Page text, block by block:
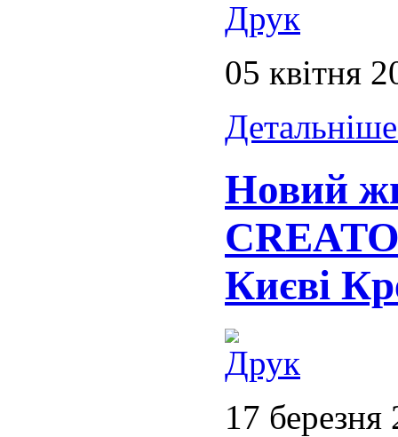
05 квітня
Новий
Києві
17 березня